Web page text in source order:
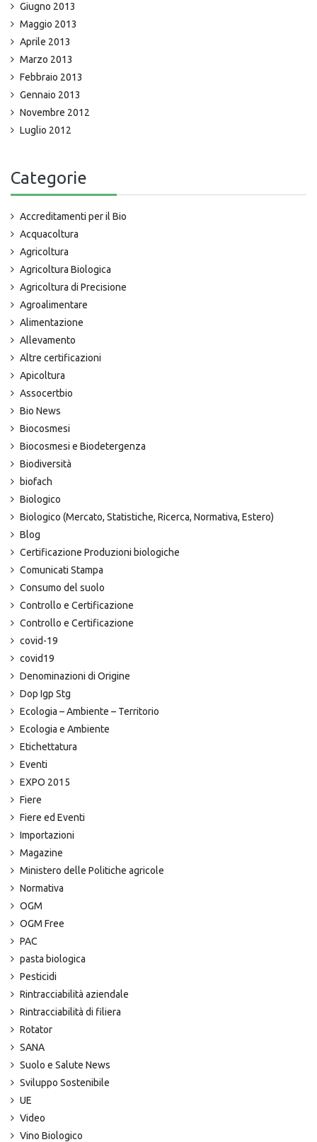
Giugno 2013
Maggio 2013
Aprile 2013
Marzo 2013
Febbraio 2013
Gennaio 2013
Novembre 2012
Luglio 2012
Categorie
Accreditamenti per il Bio
Acquacoltura
Agricoltura
Agricoltura Biologica
Agricoltura di Precisione
Agroalimentare
Alimentazione
Allevamento
Altre certificazioni
Apicoltura
Assocertbio
Bio News
Biocosmesi
Biocosmesi e Biodetergenza
Biodiversità
biofach
Biologico
Biologico (Mercato, Statistiche, Ricerca, Normativa, Estero)
Blog
Certificazione Produzioni biologiche
Comunicati Stampa
Consumo del suolo
Controllo e Certificazione
Controllo e Certificazione
covid-19
covid19
Denominazioni di Origine
Dop Igp Stg
Ecologia – Ambiente – Territorio
Ecologia e Ambiente
Etichettatura
Eventi
EXPO 2015
Fiere
Fiere ed Eventi
Importazioni
Magazine
Ministero delle Politiche agricole
Normativa
OGM
OGM Free
PAC
pasta biologica
Pesticidi
Rintracciabilità aziendale
Rintracciabilità di filiera
Rotator
SANA
Suolo e Salute News
Sviluppo Sostenibile
UE
Video
Vino Biologico